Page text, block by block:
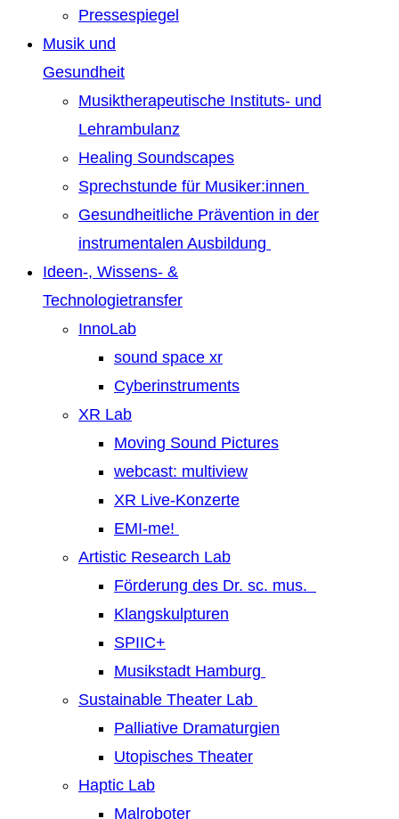
Pressespiegel
Musik und
Gesundheit
Musiktherapeutische Instituts- und
Lehrambulanz
Healing Soundscapes
Sprechstunde für Musiker:innen
Gesundheitliche Prävention in der
instrumentalen Ausbildung
Ideen-, Wissens- &
Technologietransfer
InnoLab
sound space xr
Cyberinstruments
XR Lab
Moving Sound Pictures
webcast: multiview
XR Live-Konzerte
EMI-me!
Artistic Research Lab
Förderung des Dr. sc. mus.
Klangskulpturen
SPIIC+
Musikstadt Hamburg
Sustainable Theater Lab
Palliative Dramaturgien
Utopisches Theater
Haptic Lab
Malroboter